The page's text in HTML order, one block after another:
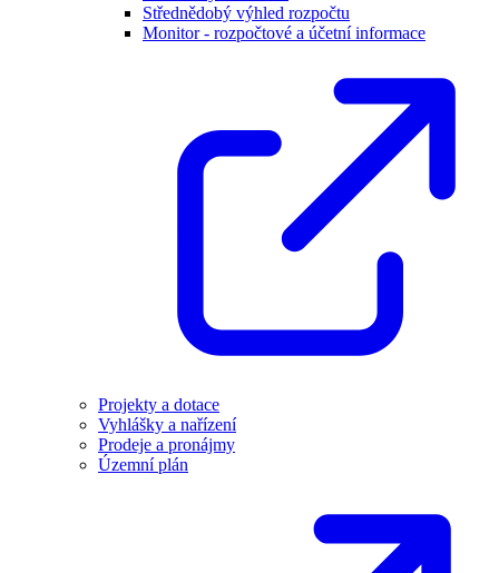
Střednědobý výhled rozpočtu
Monitor - rozpočtové a účetní informace
Projekty a dotace
Vyhlášky a nařízení
Prodeje a pronájmy
Územní plán